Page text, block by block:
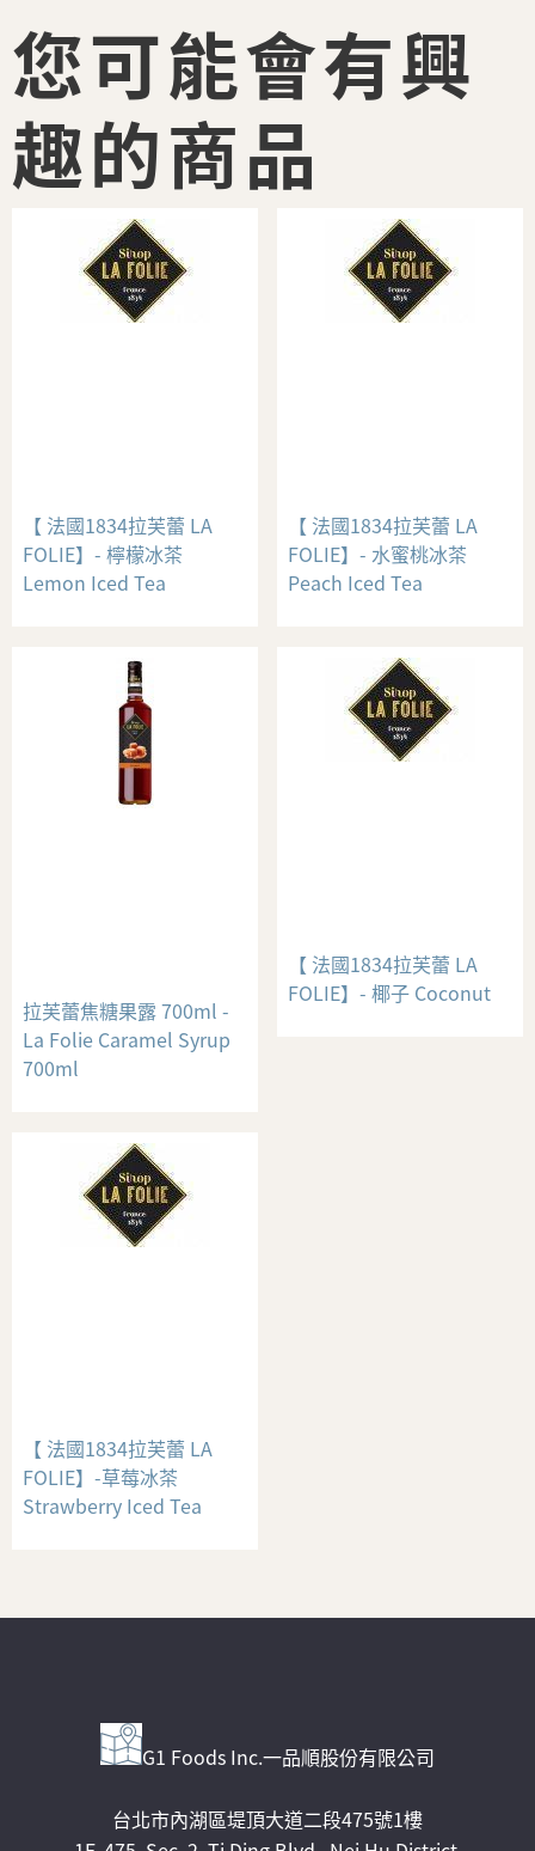
您可能會有興
趣的商品
【 法國1834拉芙蕾 LA
FOLIE】- 檸檬冰茶
Lemon Iced Tea
【 法國1834拉芙蕾 LA
FOLIE】- 水蜜桃冰茶
Peach Iced Tea
拉芙蕾焦糖果露 700ml -
La Folie Caramel Syrup
700ml
【 法國1834拉芙蕾 LA
FOLIE】- 椰子 Coconut
【 法國1834拉芙蕾 LA
FOLIE】-草莓冰茶
Strawberry Iced Tea
G1 Foods Inc.一品順股份有限公司
台北市內湖區堤頂大道二段475號1樓